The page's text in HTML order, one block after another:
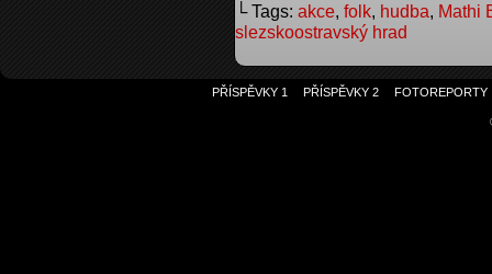
└ Tags: akce, folk, hudba, Mathi
slezskoostravský hrad
PŘÍSPĚVKY 1 PŘÍSPĚVKY 2 FOTOREPORTY